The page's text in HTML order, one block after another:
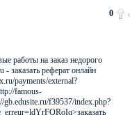
0
работы на заказ недорого
заказать реферат онлайн
payments/external?
famous-
gb.edusite.ru/f39537/index.php?